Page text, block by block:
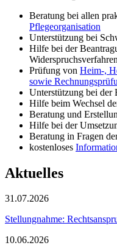
Beratung bei allen
Pflegeorganisation
Unterstützung bei
Hilfe bei der
Widerspruchsverfahren
Prüfung von Heim-,
sowie
Unterstützung bei der
Hilfe beim Wechsel
Beratung und
Hilfe bei der
Beratung in Fragen
kostenloses
Aktuelles
31.07.2026
Stellungnahme:
10.06.2026